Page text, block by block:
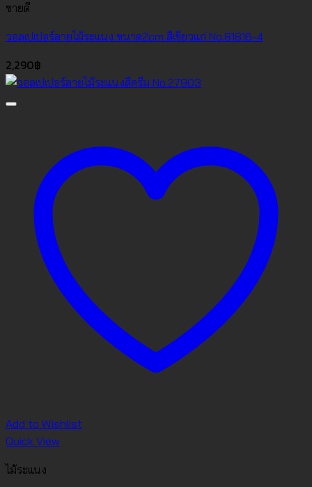
ขายดี
วอลเปเปอร์ลายไม้ระแนง ขนาด2cm สีเขียวแก่ No.81816-4
2,290฿
Add to Wishlist
Quick View
ไม้ระแนง